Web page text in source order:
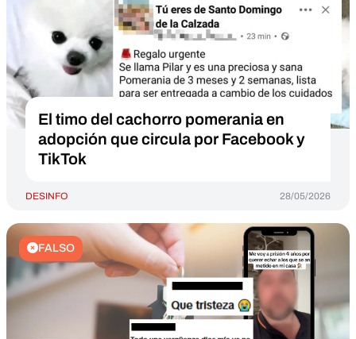
El timo del cachorro pomerania en
adopción que circula por Facebook y
TikTok
DESINFO 28/05/2026
FALSO